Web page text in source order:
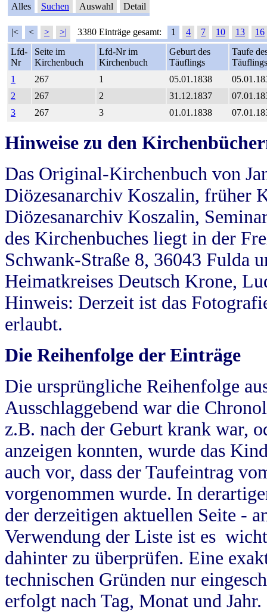
Alles Suchen Auswahl Detail
|< < > >| 3380 Einträge gesamt: 1 4 7 10 13
16
Lfd-
Nr
Seite im
Kirchenbuch
Lfd-Nr im
Kirchenbuch
Geburt des
Täuflings
Taufe
Täuflings
1
267 1 05.01.1838
2
267 2 31.12.1837
3
267 3 01.01.1838
Hinweise zu den
Das Original-Kirchenbuch von
Diözesanarchiv Koszalin, früher
Diözesanarchiv Koszalin,
des Kirchenbuches liegt in der
Schwank-Straße 8, 36043 Fulda
Heimatkreises Deutsch Krone,
Hinweis: Derzeit ist das
erlaubt.
Die Reihenfolge der Einträge
Die ursprüngliche Reihenfolge
Ausschlaggebend war die
z.B. nach der Geburt krank war,
anzeigen konnten, wurde das
auch vor, dass der Taufeintrag
vorgenommen wurde. In
der derzeitigen aktuellen Seite -
Verwendung der Liste ist es
dahinter zu überprüfen. Eine
technischen Gründen nur
erfolgt nach Tag, Monat und Jahr.